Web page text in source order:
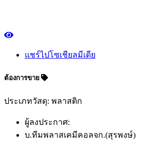
แชร์ไปโซเชียลมีเดีย
ต้องการขาย
ประเภทวัสดุ: พลาสติก
ผู้ลงประกาศ:
บ.ทีมพลาสเคมีคอลจก.(สุรพงษ์)